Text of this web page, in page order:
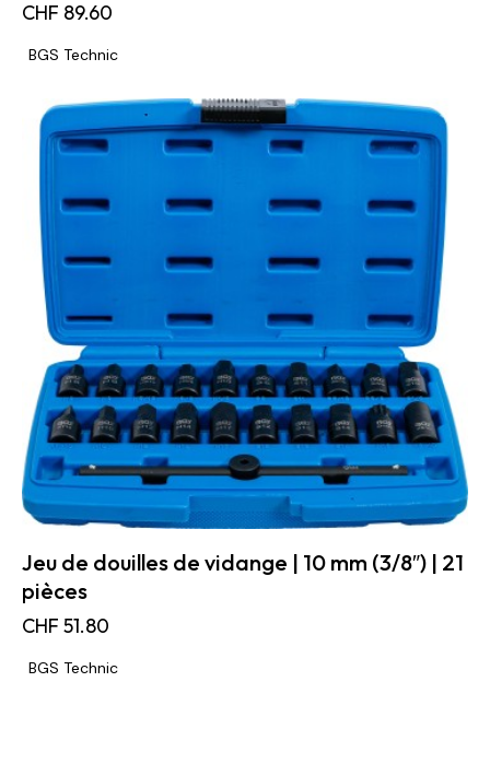
CHF 89.60
BGS Technic
Jeu de douilles de vidange | 10 mm (3/8″) | 21
pièces
CHF 51.80
BGS Technic